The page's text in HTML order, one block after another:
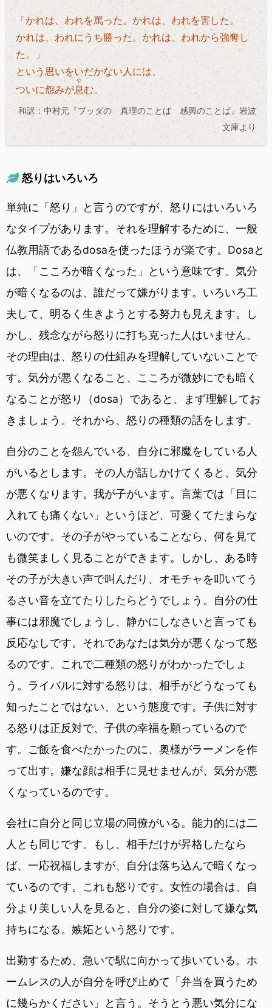
「かれは、われを罵った。かれは、われを害した。
かれは、われにうち勝った。かれは、われから強奪し
た。」
という思いをいだかない人には、
ついに怨みが息
や
む。
和訳：中村元『ブッダの 真理のことば 感興のことば』岩波
文庫より
怒りはいろいろ
単純に「怒り」と言うのですが、怒りにはいろいろ
なタイプがあります。それを理解するために、一般
仏教用語であるdosaを使ったほうが楽です。Dosaと
は、「こころが暗くなった」という意味です。気分
が暗くなるのは、誰だって嫌がります。いろいろ工
夫して、明るく生きようとする努力も見えます。し
かし、残念ながら怒りに打ち克った人はいません。
その理由は、怒りの仕組みを理解していないことで
す。気分が悪くなること、こころが微妙にでも暗く
なることが怒り（dosa）であると、まず理解してお
きましょう。それから、怒りの種類の話をします。
自分のことを怨んでいる、自分に邪魔をしている人
がいるとします。その人が話しかけてくると、気分
が悪くなります。我が子がいます。言葉では「目に
入れても痛くない」というほど、可愛くてたまらな
いのです。その子がやっていることなら、何を見て
も微笑ましく見ることができます。しかし、ある時
その子が大きい声で叫んだり、オモチャを叩いてう
るさい音を立てたりしたらどうでしょう。自分の仕
事には邪魔でしょうし、静かにしなさいと言っても
反応なしです。それであなたは気分が悪くなって怒
るのです。これで二種類の怒りがわかったでしょ
う。ライバルに対する怒りは、相手がどうなっても
知ったことではない、という態度です。子供に対す
る怒りは正反対で、子供の幸福を願っているので
す。ご飯を食べたかったのに、奥様がラーメンを作
って出す。嫌な顔は相手に見せませんが、気分が悪
くなっているのです。
会社に自分と同じ立場の同僚がいる。能力的には二
人とも同じです。もし、相手だけが昇格したなら
ば、一応祝福しますが、自分は落ち込んで暗くなっ
ているのです。これも怒りです。女性の場合は、自
分より美しい人を見ると、自分の姿に対して嫌な気
持ちになる。嫉妬という怒りです。
出勤するため、急いで駅に向かって歩いている。ホ
ームレスの人が自分を呼び止めて「弁当を買うため
に幾らかください」と言う。そうとう悪い気分にな